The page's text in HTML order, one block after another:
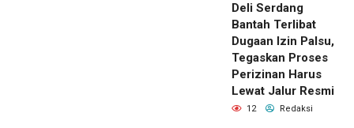
Deli Serdang
Bantah Terlibat
Dugaan Izin Palsu,
Tegaskan Proses
Perizinan Harus
Lewat Jalur Resmi
12 Redaksi